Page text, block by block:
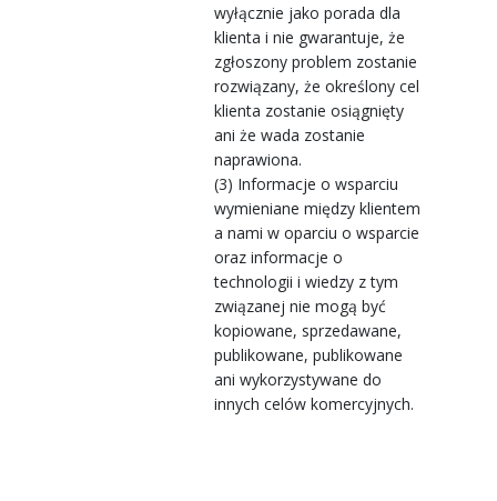
wyłącznie jako porada dla
klienta i nie gwarantuje, że
zgłoszony problem zostanie
rozwiązany, że określony cel
klienta zostanie osiągnięty
ani że wada zostanie
naprawiona.
(3) Informacje o wsparciu
wymieniane między klientem
a nami w oparciu o wsparcie
oraz informacje o
technologii i wiedzy z tym
związanej nie mogą być
kopiowane, sprzedawane,
publikowane, publikowane
ani wykorzystywane do
innych celów komercyjnych.